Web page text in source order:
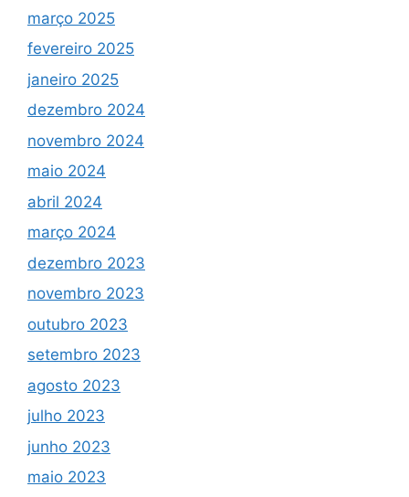
março 2025
fevereiro 2025
janeiro 2025
dezembro 2024
novembro 2024
maio 2024
abril 2024
março 2024
dezembro 2023
novembro 2023
outubro 2023
setembro 2023
agosto 2023
julho 2023
junho 2023
maio 2023